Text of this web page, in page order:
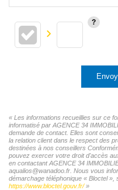
« Les informations recueillies sur ce
informatisé par AGENCE 34
demande de contact. Elles sont
la relation client dans le respect des
destinées à nos conseillers
pouvez exercer votre droit d'accès
en contactant AGENCE 34
aqualios@wanadoo.fr. Nous vous
démarchage téléphonique « Bloctel
https://www.bloctel.gouv.fr/»